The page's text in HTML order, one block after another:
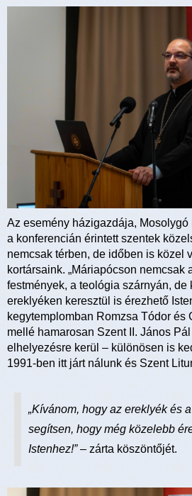
Az esemény házigazdája,
a konferencián érintett szentek
nemcsak térben, de időben is közel
kortársaink. „Máriapócson nemcsak
festmények, a teológia szárnyán, de
ereklyéken keresztül is érezhető
kegytemplomban Romzsa Tódor és
mellé hamarosan Szent II. János
elhelyezésre kerül – különösen is
1991-ben itt járt nálunk és Szent
„Kívánom, hogy az ereklyék és
segítsen, hogy még közelebb
Istenhez!”– zárta köszöntőjét.